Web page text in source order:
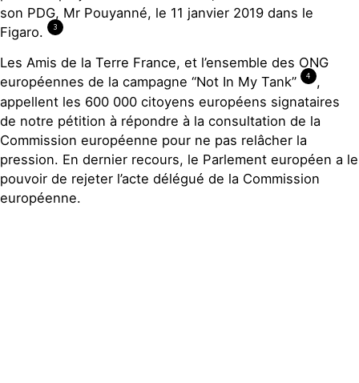
son PDG, Mr Pouyanné, le 11 janvier 2019 dans le
Figaro.
3
Les Amis de la Terre France, et l’ensemble des ONG
européennes de la campagne “Not In My Tank”
4
,
appellent les 600 000 citoyens européens signataires
de notre pétition à répondre à la consultation de la
Commission européenne pour ne pas relâcher la
pression. En dernier recours, le Parlement européen a le
pouvoir de rejeter l’acte délégué de la Commission
européenne.